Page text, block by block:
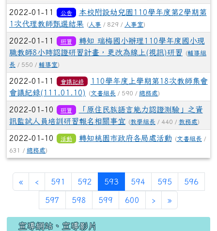
2022-01-11 公告
本校附設幼兒園110學年度第2學期第
1次代理教師甄選結果
( 人事 / 829 / 人事室)
2022-01-11 研習
轉知 瑞梅國小辦理110學年度國小現
職教師8小時認證研習計畫，更改為線上(視訊)研習
(輔導組
長 / 550 / 輔導室)
2022-01-11 會議記錄
110學年度上學期第18次教師集會
會議紀錄(111.01.10)
(文書組長 / 590 / 總務處)
2022-01-10 研習
「原住民族語言能力認證測驗」之資
訊監試人員培訓研習報名相關事宜 (教學組長 / 440 / 教務處)
2022-01-10 活動 轉知桃園市政府各局處活動 (文書組長 /
631 / 總務處)
« ‹ 591 592 593(current)
594 595 596
597 598 599 600 › »
宣導網站、宣導影片